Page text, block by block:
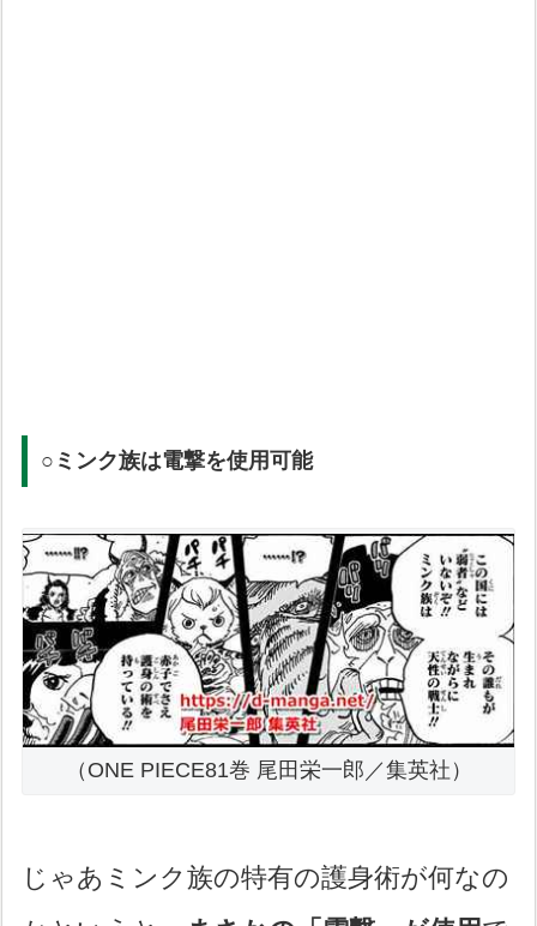
○ミンク族は電撃を使用可能
（ONE PIECE81巻 尾田栄一郎／集英社）
じゃあミンク族の特有の護身術が何なの